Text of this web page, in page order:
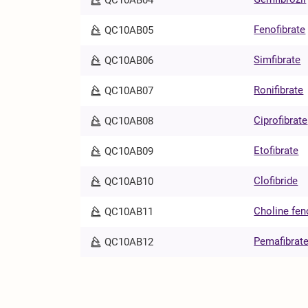
QC10AB05 Fenofibrate
QC10AB06 Simfibrate
QC10AB07 Ronifibrate
QC10AB08 Ciprofibrate
QC10AB09 Etofibrate
QC10AB10 Clofibride
QC10AB11 Choline
QC10AB12 Pemafibrate